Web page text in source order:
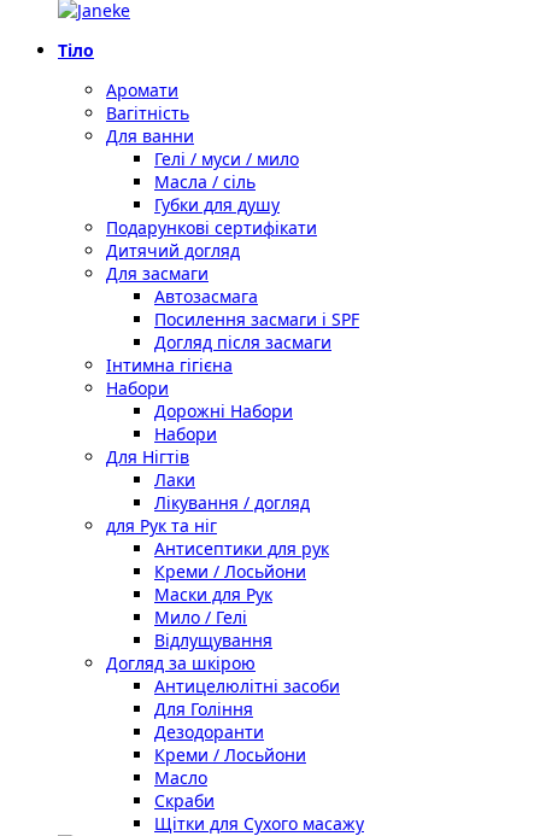
Тіло
Аромати
Вагітність
Для ванни
Гелі / муси / мило
Масла / сіль
Губки для душу
Подарункові сертифікати
Дитячий догляд
Для засмаги
Автозасмага
Посилення засмаги і SPF
Догляд після засмаги
Інтимна гігієна
Набори
Дорожні Набори
Набори
Для Нігтів
Лаки
Лікування / догляд
для Рук та ніг
Антисептики для рук
Креми / Лосьйони
Маски для Рук
Мило / Гелі
Відлущування
Догляд за шкірою
Антицелюлітні засоби
Для Гоління
Дезодоранти
Креми / Лосьйони
Масло
Скраби
Щітки для Сухого масажу